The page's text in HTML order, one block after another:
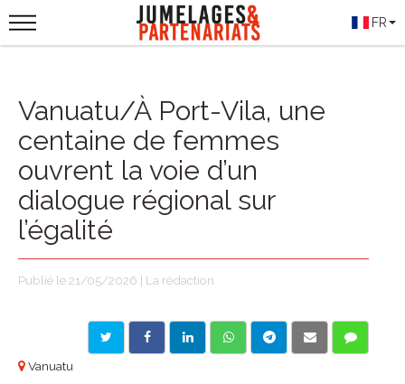
FR
Vanuatu/À Port-Vila, une
centaine de femmes
ouvrent la voie d’un
dialogue régional sur
l’égalité
Publié le 21/05/2026 | La rédaction
Vanuatu